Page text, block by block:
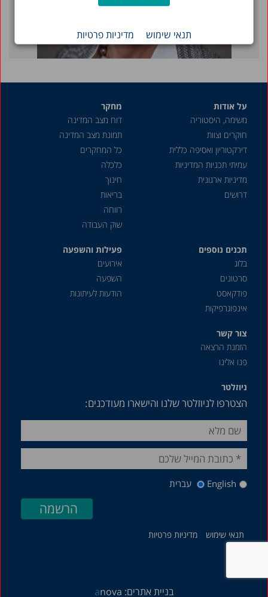
תנאי שימוש מדיניות פרטיות
על אודות
משימה, היסטוריה
חוקרים וצוות
דירקטוריון ואסיפה כללית
עמיתי תכניות המדיניות
מדיניות ארגונית
דרושים
מחקר
דוח מצב המדינה
תמונת מצב המדינה
כל המחקרים
כלכלה
חינוך
בריאות
רווחה
שוק העבודה
תכנים נוספים
בלוג
סרטונים
פודקאסט
אינפוגרפיקות
פעילות והשפעה
אירועים
השפעה
הודעות לעיתונות
צור קשר
הזמנת הרצאה
פנו אלינו
ניוזלטר
הצטרפו לניוזלטר שלנו והישארו מעודכנים:
English עברית
תנאי שימוש מדיניות פרטיות
בניית אתרים: anova